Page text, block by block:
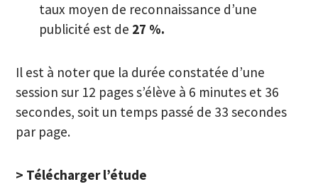
taux moyen de reconnaissance d’une
publicité est de 27 %.
Il est à noter que la durée constatée d’une
session sur 12 pages s’élève à 6 minutes et 36
secondes, soit un temps passé de 33 secondes
par page.
> Télécharger l’étude